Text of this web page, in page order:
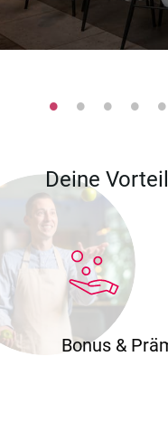
Deine
Bonus &